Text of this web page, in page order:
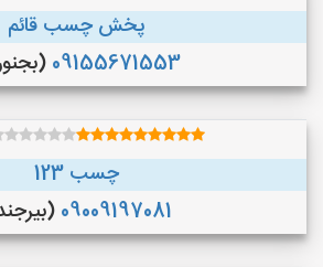
پخش چسب قائم
09155671553
چسب 123
09009197081